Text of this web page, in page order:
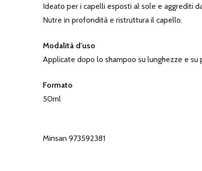
Ideato per i capelli esposti al sole e aggrediti
Nutre in profondità e ristruttura il capello.
Modalità d'uso
Applicate dopo lo shampoo su lunghezze e
Formato
50ml
Minsan 973592381